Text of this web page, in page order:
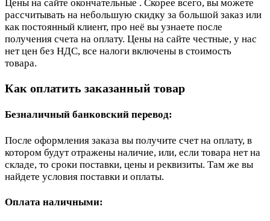
Цены на сайте окончательные . Скорее всего, вы можете
рассчитывать на небольшую скидку за большой заказ или
как постоянный клиент, про неё вы узнаете после
получения счета на оплату. Цены на сайте честные, у нас
нет цен без НДС, все налоги включены в стоимость
товара.
Как оплатить заказанный товар
Безналичный банковский перевод:
После оформления заказа вы получите счет на оплату, в
котором будут отражены наличие, или, если товара нет на
складе, то сроки поставки, цены и реквизиты. Там же вы
найдете условия поставки и оплаты.
Оплата наличными: